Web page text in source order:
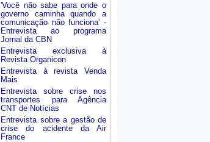
'Você não sabe para onde o
governo caminha quando a
comunicação não funciona' -
Entrevista ao programa
Jornal da CBN
Entrevista exclusiva à
Revista Organicon
Entrevista à revista Venda
Mais
Entrevista sobre crise nos
transportes para Agência
CNT de Notícias
Entrevista sobre a gestão de
crise do acidente da Air
France